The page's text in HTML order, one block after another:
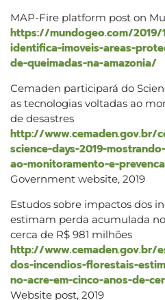
MAP-Fire platform post on
https://mundogeo.com/
identifica-imoveis-areas-
de-queimadas-na-amazonia/
Cemaden participará do
as tecnologias voltadas ao
de desastres
http://www.cemaden.gov.br/
science-days-2019-
ao-monitoramento-e-
Government website, 2019
Estudos sobre impactos dos
estimam perda acumulada
cerca de R$ 981 milhões
http://www.cemaden.gov.br/
dos-incendios-florestais-
no-acre-em-cinco-anos-de-
Website post, 2019